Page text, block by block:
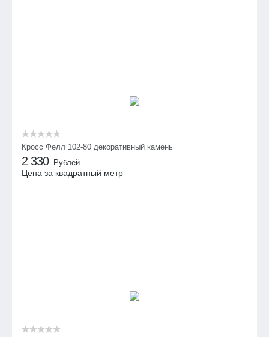
Кросс Фелл 102-80 декоративный камень
2 330 Рублей
Цена за квадратный метр